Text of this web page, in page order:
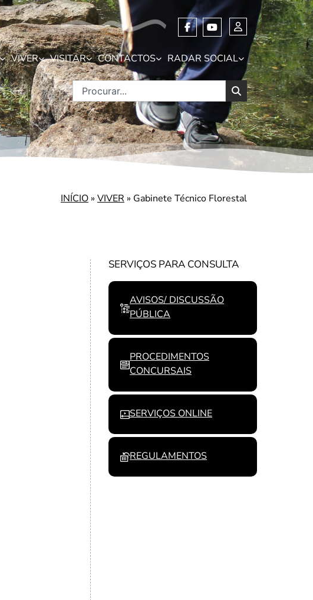
VIVER VISITAR CONTACTOS RADAR SOCIAL
INÍCIO » VIVER » Gabinete Técnico Florestal
SERVIÇOS PARA CONSULTA
AVISOS/ DISCUSSÃO
PÚBLICA
PROCEDIMENTOS
CONCURSAIS
SERVIÇOS ONLINE
REGULAMENTOS